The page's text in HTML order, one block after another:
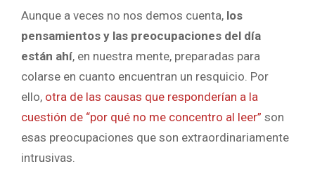
Aunque a veces no nos demos cuenta, los
pensamientos y las preocupaciones del día
están ahí, en nuestra mente, preparadas para
colarse en cuanto encuentran un resquicio. Por
ello, otra de las causas que responderían a la
cuestión de “por qué no me concentro al leer” son
esas preocupaciones que son extraordinariamente
intrusivas.